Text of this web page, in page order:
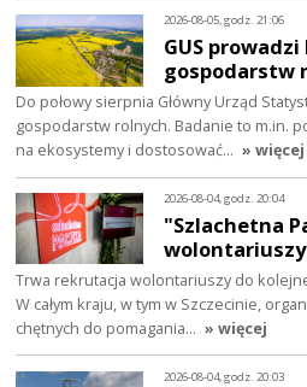
2026-08-05, godz. 21:06
GUS
gospodarstw
Do połowy sierpnia Główny Urząd
gospodarstw rolnych. Badanie to m.in.
na ekosystemy i dostosować… » więcej
2026-08-04, godz. 20:04
"Szlachetna
wolontariuszy
Trwa rekrutacja wolontariuszy do
W całym kraju, w tym w Szczecinie,
chętnych do pomagania… » więcej
2026-08-04, godz. 20:03